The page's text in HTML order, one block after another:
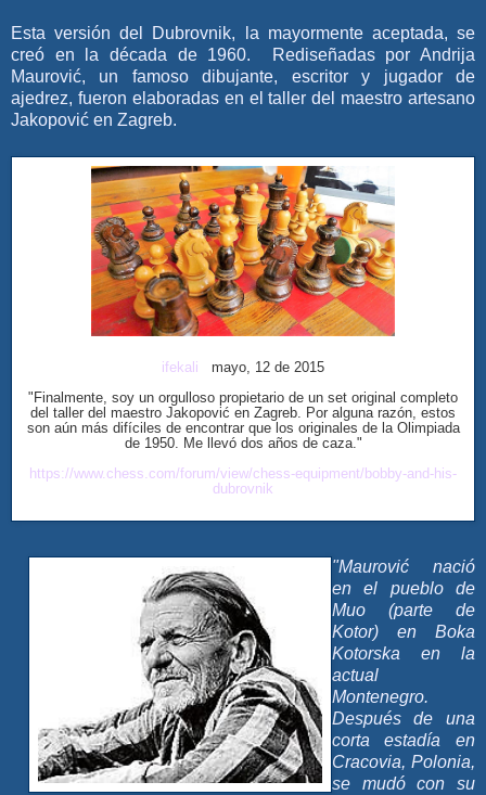
Esta versióndel Dubrovnik, la mayormente aceptada, se
creó en la década de 1960. Rediseñadas por Andrija
Maurović, un famoso dibujante, escritor y jugador de
ajedrez, fueron elaboradas en el taller del maestro artesano
Jakopović en Zagreb.
ifekali mayo, 12 de 2015
"Finalmente, soy un orgulloso propietario de un set original completo
del taller del maestro Jakopović en Zagreb. Por alguna razón, estos
son aún más difíciles de encontrar que los originales de la Olimpiada
de 1950. Me llevó dos años de caza."
https://www.chess.com/forum/view/chess-equipment/bobby-and-his-
dubrovnik
"Maurović nació
en el pueblo de
Muo (parte de
Kotor) en Boka
Kotorska en la
actual
Montenegro.
Después de una
corta estadía en
Cracovia, Polonia,
se mudó con su